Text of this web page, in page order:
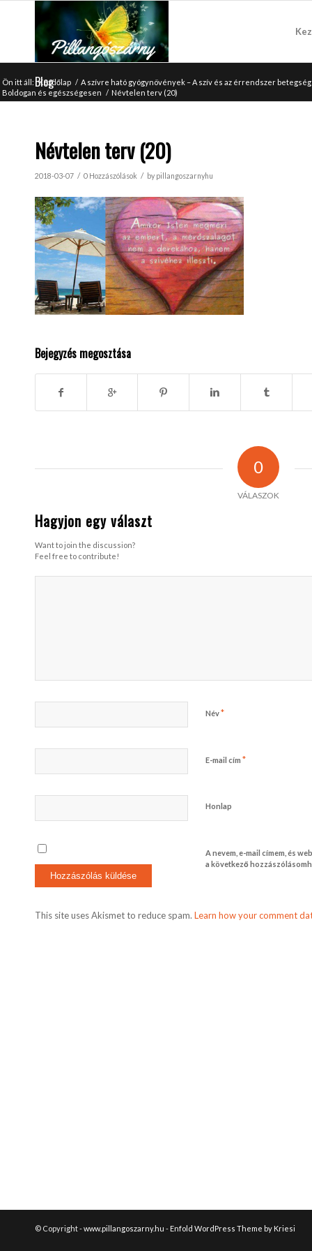
Blog
Ön itt áll: Kezdőlap / A szívre ható gyógynövények – A szív és az érrendszer
Boldogan és egészségesen / Névtelen terv (20)
Névtelen terv (20)
2018-03-07 / 0 Hozzászólások / by pillangoszarnyhu
Bejegyzés megosztása
0
VÁLASZOK
Hagyjon egy választ
Want to join the discussion?
Feel free to contribute!
Név*
E-mail cím *
Honlap
A nevem, e-mail címem, és
a következő
This site uses Akismet to reduce spam. Learn how your comment
© Copyright -www.pillangoszarny.hu - Enfold WordPress Theme by Kriesi